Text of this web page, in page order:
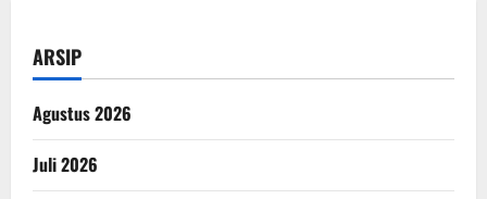
ARSIP
Agustus 2026
Juli 2026